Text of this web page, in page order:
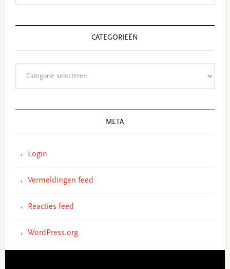
CATEGORIEËN
META
Login
Vermeldingen feed
Reacties feed
WordPress.org